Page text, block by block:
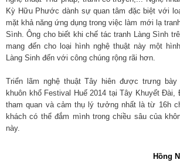
Kỳ Hữu Phước dành sự quan tâm đặc biệt với
mặt khả năng ứng dụng trong việc làm mới lạ
Sình. Ông cho biết khi chế tác tranh Làng Sình
mang đến cho loại hình nghệ thuật này một
Làng Sinh đến với công chúng rộng rãi hơn.
Triển lãm nghệ thuật Tây hiên được trưng
khuôn khổ Festival Huế 2014 tại Tây Khuyết Đài,
tham quan và cảm thụ lý tưởng nhất là từ 16h
khách có thể đắm mình trong chiều sâu của
này.
Hồng